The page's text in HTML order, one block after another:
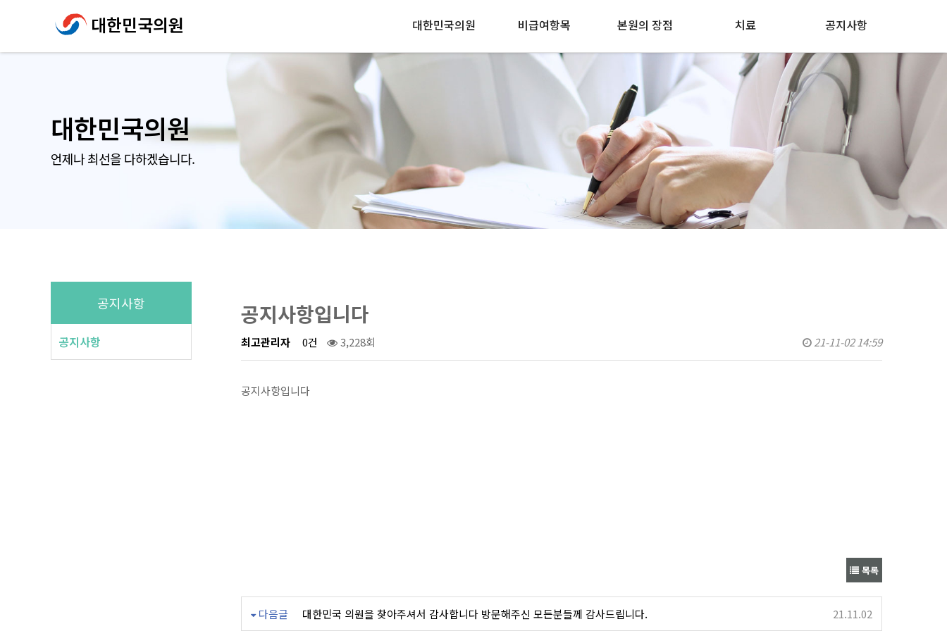
대한민국의원 대한민국의원 비급여항목 본원의 장점 치료 공지사항
대한민국의원
언제나 최선을 다하겠습니다.
공지사항
공지사항
공지사항입니다
최고관리자 0건 3,228회 21-11-02 14:59
공지사항입니다
목록
다음글 대한민국 의원을 찾아주셔서 감사합니다 방문해주신 모든분들께 감사드립니다. 21.11.02